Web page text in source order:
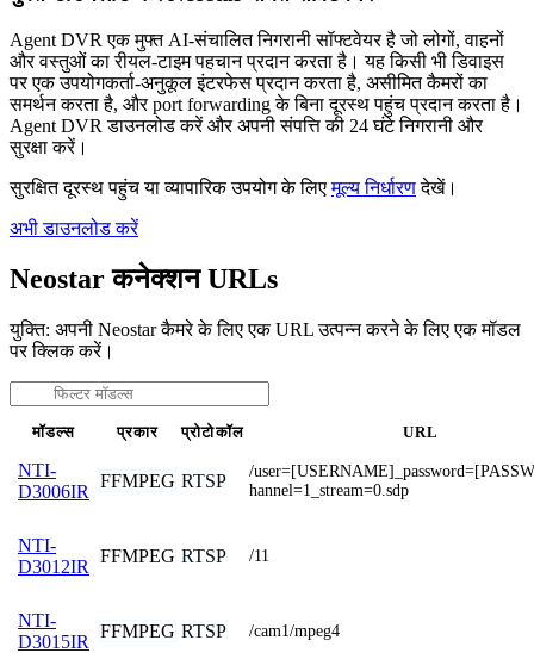
Agent DVR एक मुफ्त AI-संचालित निगरानी सॉफ्टवेयर है जो लोगों, वाहनों
और वस्तुओं का रीयल-टाइम पहचान प्रदान करता है। यह किसी भी डिवाइस
पर एक उपयोगकर्ता-अनुकूल इंटरफेस प्रदान करता है, असीमित कैमरों का
समर्थन करता है, और port forwarding के बिना दूरस्थ पहुंच प्रदान करता है।
Agent DVR डाउनलोड करें और अपनी संपत्ति की 24 घंटे निगरानी और
सुरक्षा करें।
सुरक्षित दूरस्थ पहुंच या व्यापारिक उपयोग के लिएमूल्य निर्धारणदेखें।
अभी डाउनलोड करें
Neostar कनेक्शन URLs
युक्ति: अपनी Neostar कैमरे के लिए एक URL उत्पन्न करने के लिए एक मॉडल
पर क्लिक करें।
मॉडल्स प्रकार प्रोटोकॉल URL
NTI-
D3006IR
FFMPEG RTSP
/
hannel=1_stream=0.sdp
NTI-
D3012IR
FFMPEG RTSP /11
NTI-
D3015IR
FFMPEG RTSP /cam1/mpeg4